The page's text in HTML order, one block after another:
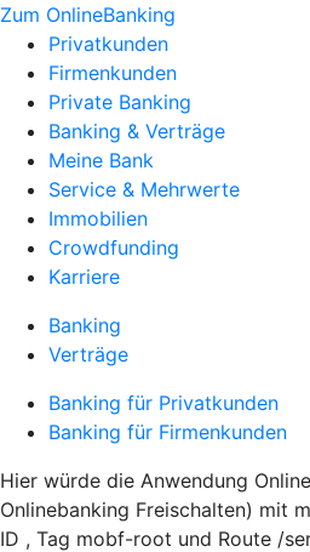
Zum OnlineBanking
Privatkunden
Firmenkunden
Private Banking
Banking & Verträge
Meine Bank
Service & Mehrwerte
Immobilien
Crowdfunding
Karriere
Banking
Verträge
Banking für Privatkunden
Banking für Firmenkunden
Hier würde die Anwendung
Onlinebanking Freischalten) mit
ID , Tag mobf-root und Route /